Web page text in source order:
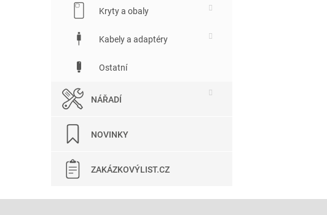
Kryty a obaly
Kabely a adaptéry
Ostatní
NÁŘADÍ
NOVINKY
ZAKÁZKOVÝLIST.CZ